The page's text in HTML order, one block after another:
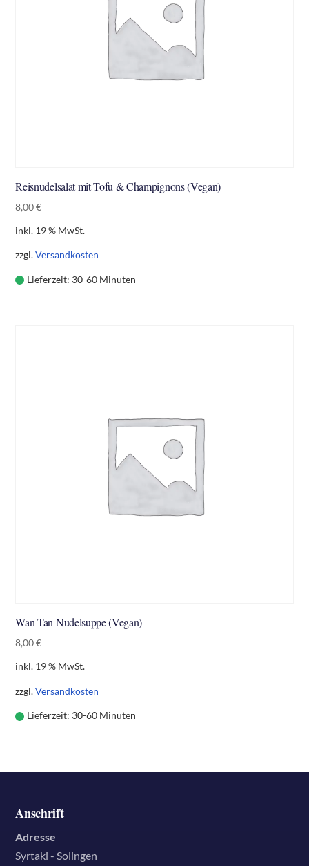
Reisnudelsalat mit Tofu & Champignons (Vegan)
8,00€
inkl. 19 % MwSt.
zzgl.Versandkosten
Lieferzeit: 30-60 Minuten
Wan-Tan Nudelsuppe (Vegan)
8,00€
inkl. 19 % MwSt.
zzgl.Versandkosten
Lieferzeit: 30-60 Minuten
Anschrift
Adresse
Syrtaki - Solingen